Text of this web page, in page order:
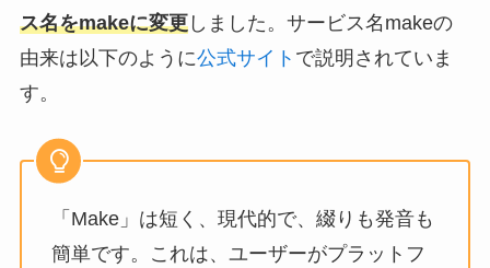
ス名をmakeに変更しました。サービス名makeの
由来は以下のように公式サイト で説明されていま
す。
「Make」は短く、現代的で、綴りも発音も
簡単です。これは、ユーザーがプラットフ